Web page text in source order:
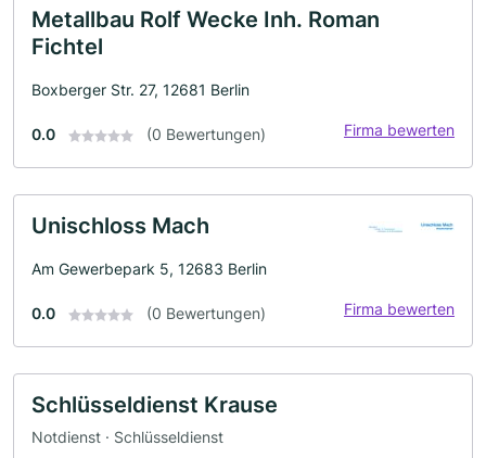
Metallbau Rolf Wecke Inh. Roman
Fichtel
Boxberger Str. 27, 12681 Berlin
0.0 (0 Bewertungen) Firma bewerten
Unischloss Mach
Am Gewerbepark 5, 12683 Berlin
0.0 (0 Bewertungen) Firma bewerten
Schlüsseldienst Krause
Notdienst · Schlüsseldienst